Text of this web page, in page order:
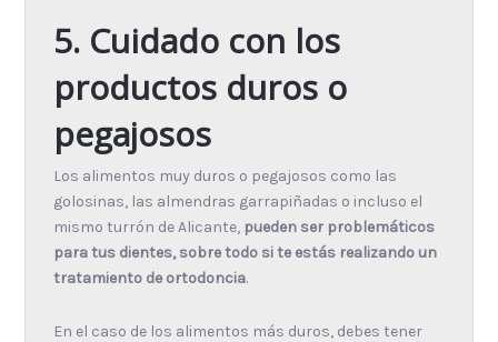
5. Cuidado con los
productos duros o
pegajosos
Los alimentos muy duros o pegajosos como las
golosinas, las almendras garrapiñadas o incluso el
mismo turrón de Alicante, pueden ser problemáticos
para tus dientes, sobre todo si te estás realizando un
tratamiento de ortodoncia.
En el caso de los alimentos más duros, debes tener